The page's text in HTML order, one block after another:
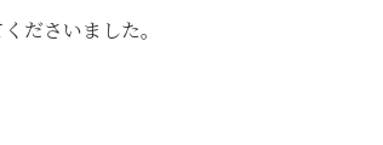
ださいました。